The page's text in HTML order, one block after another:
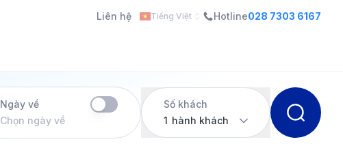
Liên hệ Tiếng Việt Hotline028 7303 6167
Ngày về
Chọn ngày về
Số khách
1 hành khách